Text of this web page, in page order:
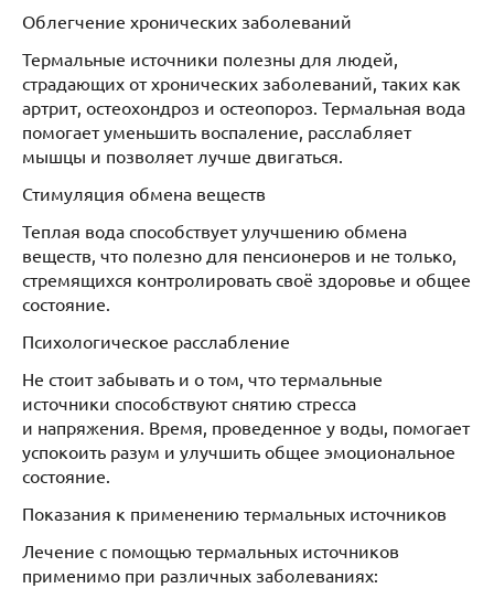
Облегчение хронических заболеваний
Термальные источники полезны для людей,
страдающих от хронических заболеваний, таких как
артрит, остеохондроз и остеопороз. Термальная вода
помогает уменьшить воспаление, расслабляет
мышцы и позволяет лучше двигаться.
Стимуляция обмена веществ
Теплая вода способствует улучшению обмена
веществ, что полезно для пенсионеров и не только,
стремящихся контролировать своё здоровье и общее
состояние.
Психологическое расслабление
Не стоит забывать и о том, что термальные
источники способствуют снятию стресса
и напряжения. Время, проведенное у воды, помогает
успокоить разум и улучшить общее эмоциональное
состояние.
Показания к применению термальных источников
Лечение с помощью термальных источников
применимо при различных заболеваниях: